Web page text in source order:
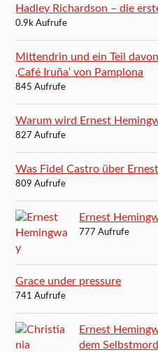
Hadley Richardson – die
0.9k Aufrufe
Mittendrin und ein Teil
‚Café Iruña‘ von Pamplona
845 Aufrufe
Warum wird Ernest
827 Aufrufe
Was Fidel Castro über
809 Aufrufe
Ernest
777 Aufrufe
Grace under pressure
741 Aufrufe
Ernest
dem Selbstmord